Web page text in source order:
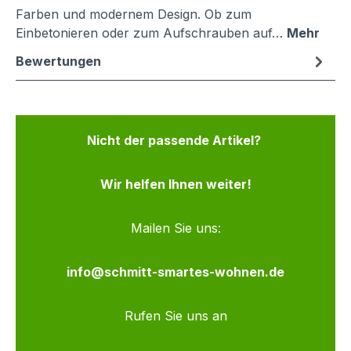
Farben und modernem Design. Ob zum
Einbetonieren oder zum Aufschrauben auf… Mehr
Bewertungen
Nicht der passende Artikel?
Wir helfen Ihnen weiter!
Mailen Sie uns:
info@schmitt-smartes-wohnen.de
Rufen Sie uns an